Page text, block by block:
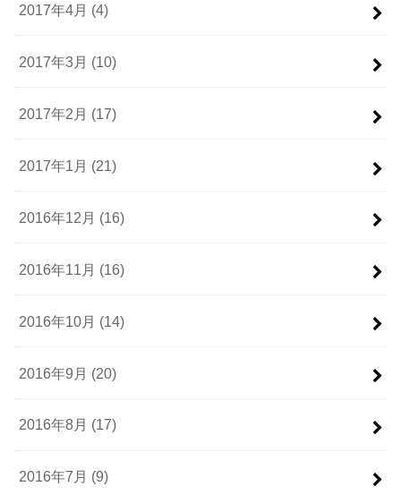
2017年4月 (4)
2017年3月 (10)
2017年2月 (17)
2017年1月 (21)
2016年12月 (16)
2016年11月 (16)
2016年10月 (14)
2016年9月 (20)
2016年8月 (17)
2016年7月 (9)